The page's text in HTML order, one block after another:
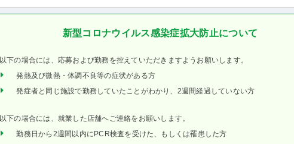
新型コロナウイルス感染症拡大防止について
以下の場合には、応募および勤務を控えていただきますようお願いします。
発熱及び微熱・体調不良等の症状がある方
発症者と同じ施設で勤務していたことがわかり、2週間経過していない方
以下の場合には、就業した店舗へご連絡をお願いします。
勤務日から2週間以内にPCR検査を受けた、もしくは罹患した方